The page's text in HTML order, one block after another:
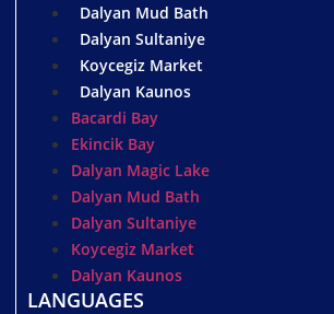
Dalyan Mud Bath
Dalyan Sultaniye
Koycegiz Market
Dalyan Kaunos
Bacardi Bay
Ekincik Bay
Dalyan Magic Lake
Dalyan Mud Bath
Dalyan Sultaniye
Koycegiz Market
Dalyan Kaunos
LANGUAGES